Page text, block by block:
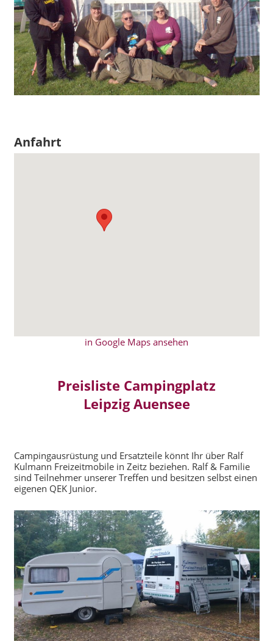
Anfahrt
in Google Maps ansehen
Preisliste Campingplatz
Leipzig Auensee
Campingausrüstung und Ersatzteile könnt Ihr über Ralf
Kulmann Freizeitmobile in Zeitz beziehen. Ralf & Familie
sind Teilnehmer unserer Treffen und besitzen selbst einen
eigenen QEK Junior.